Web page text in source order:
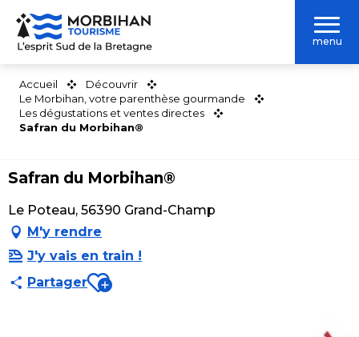
Aller
contenu
menu
Accueil
Découvrir
Le Morbihan, votre parenthèse gourmande
Les dégustations et ventes directes
Safran du Morbihan®
Safran du Morbihan®
Le Poteau, 56390 Grand-Champ
M'y rendre
J'y vais en train !
PartagerAjouter aux favoris